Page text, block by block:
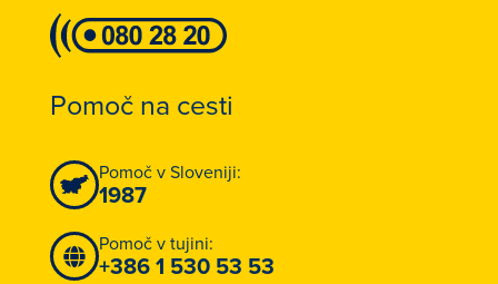
Pomoč na cesti
Pomoč v Sloveniji:
1987
Pomoč v tujini:
+386 1 530 53 53